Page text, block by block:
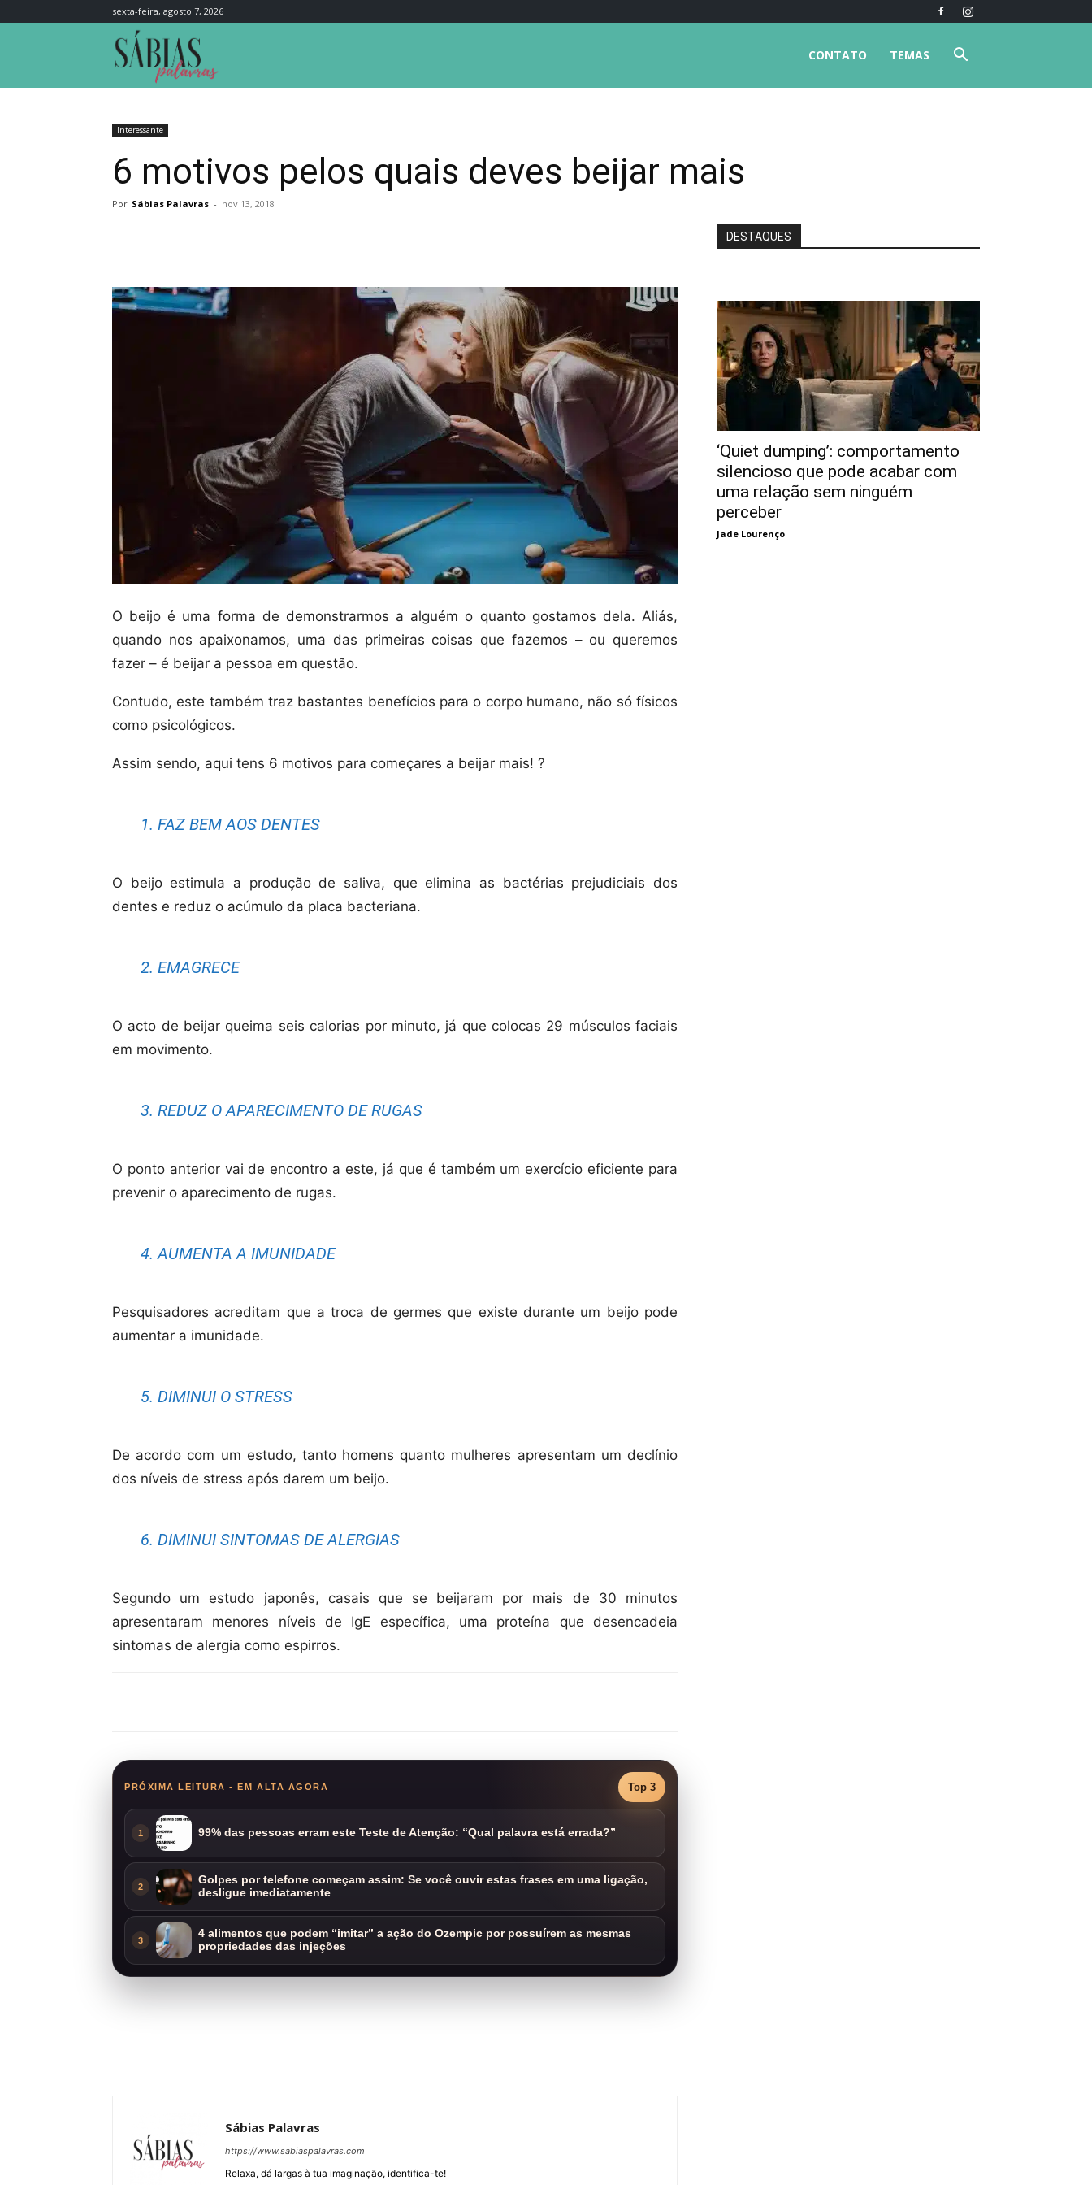
sexta-feira, agosto 7, 2026
TEMAS
CONTATO
Interessante
6 motivos pelos quais deves beijar mais
Por Sábias Palavras - nov 13, 2018
O beijo é uma forma de demonstrarmos a alguém o quanto gostamos dela. Aliás,
quando nos apaixonamos, uma das primeiras coisas que fazemos – ou queremos
fazer – é beijar a pessoa em questão.
Contudo, este também traz bastantes benefícios para o corpo humano, não só físicos
como psicológicos.
Assim sendo, aqui tens 6 motivos para começares a beijar mais! ?
1. FAZ BEM AOS DENTES
O beijo estimula a produção de saliva, que elimina as bactérias prejudiciais dos
dentes e reduz o acúmulo da placa bacteriana.
2. EMAGRECE
O acto de beijar queima seis calorias por minuto, já que colocas 29 músculos faciais
em movimento.
3. REDUZ O APARECIMENTO DE RUGAS
O ponto anterior vai de encontro a este, já que é também um exercício eficiente para
prevenir o aparecimento de rugas.
4. AUMENTA A IMUNIDADE
Pesquisadores acreditam que a troca de germes que existe durante um beijo pode
aumentar a imunidade.
5. DIMINUI O STRESS
De acordo com um estudo, tanto homens quanto mulheres apresentam um declínio
dos níveis de stress após darem um beijo.
6. DIMINUI SINTOMAS DE ALERGIAS
Segundo um estudo japonês, casais que se beijaram por mais de 30 minutos
apresentaram menores níveis de IgE específica, uma proteína que desencadeia
sintomas de alergia como espirros.
PRÓXIMA LEITURA - EM ALTA AGORA Top 3
1 99% das pessoas erram este Teste de Atenção: “Qual palavra está errada?”
2
Golpes por telefone começam assim: Se você ouvir estas frases em uma ligação,
desligue imediatamente
3
4 alimentos que podem “imitar” a ação do Ozempic por possuírem as mesmas
propriedades das injeções
Sábias Palavras
https://www.sabiaspalavras.com
Relaxa, dá largas à tua imaginação, identifica-te!
DESTAQUES
‘Quiet dumping’: comportamento
silencioso que pode acabar com
uma relação sem ninguém
perceber
Jade Lourenço